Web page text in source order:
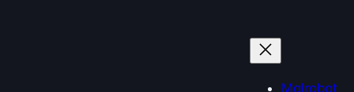
Mqlrobot